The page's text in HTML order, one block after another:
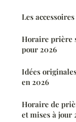
Les
Horaire prière
pour 2026
Idées
en 2026
Horaire de
et mises à jour